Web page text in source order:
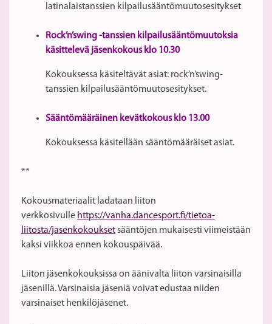
latinalaistanssien kilpailusääntömuutosesitykset
Rock’n’swing -tanssien kilpailusääntömuutoksia
käsittelevä jäsenkokous klo 10.30
Kokouksessa käsiteltävät asiat: rock’n’swing-
tanssien kilpailusääntömuutosesitykset.
Sääntömääräinen kevätkokous klo 13.00
Kokouksessa käsitellään sääntömääräiset asiat.
**
Kokousmateriaalit ladataan liiton
verkkosivulle https://vanha.dancesport.fi/tietoa-
liitosta/jasenkokouksetsääntöjen mukaisesti viimeistään
kaksi viikkoa ennen kokouspäivää.
Liiton jäsenkokouksissa on äänivalta liiton varsinaisilla
jäsenillä. Varsinaisia jäseniä voivat edustaa niiden
varsinaiset henkilöjäsenet.